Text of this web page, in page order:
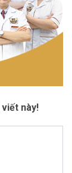
này!